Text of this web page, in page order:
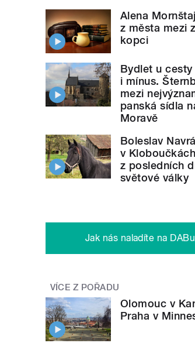
Alena
z města mezi
kopci
Bydlet u cesty
i mínus.
mezi
panská sídla
Moravě
Boleslav
v
z posledních
světové války
Jak nás naladíte na DABu
VÍCE Z POŘADU
Olomouc v
Praha v